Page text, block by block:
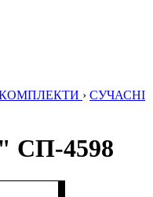
› СУЧАСНІ
СП-4598